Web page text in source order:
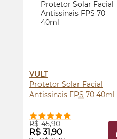
VULT
Protetor Solar Facial
Antissinais FPS 70 40ml
R$ 45,90
R$ 31,90
COMPRE AGORA ❯